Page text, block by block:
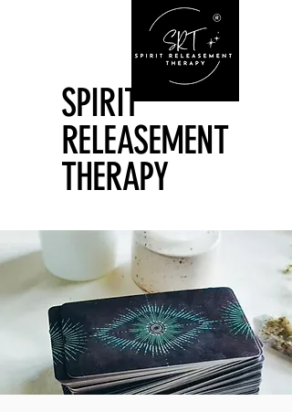
SPIRIT
RELEASEMENT
THERAPY
SPIRIT
RELEASEMENT
THERAPY